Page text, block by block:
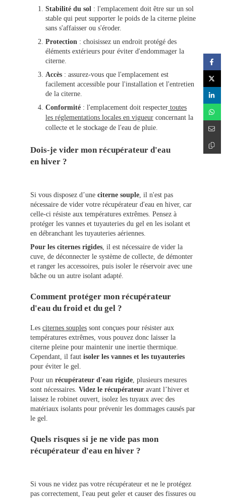
Stabilité du sol : l'emplacement doit être sur un sol
stable qui peut supporter le poids de la citerne pleine
sans s'affaisser ou s'éroder.
Protection : choisissez un endroit protégé des
éléments extérieurs pour éviter d'endommager la
citerne.
Accès : assurez-vous que l'emplacement est
facilement accessible pour l'installation et l'entretien
de la citerne.
Conformité : l'emplacement doit respecter toutes
les réglementations locales en vigueur concernant la
collecte et le stockage de l'eau de pluie.
Dois-je vider mon récupérateur d'eau
en hiver ?
Si vous disposez d’une citerne souple, il n'est pas
nécessaire de vider votre récupérateur d'eau en hiver, car
celle-ci résiste aux températures extrêmes. Pensez à
protéger les vannes et tuyauteries du gel en les isolant et
en débranchant les tuyauteries aériennes.
Pour les citernes rigides, il est nécessaire de vider la
cuve, de déconnecter le système de collecte, de démonter
et ranger les accessoires, puis isoler le réservoir avec une
bâche ou un autre isolant adapté.
Comment protéger mon récupérateur
d'eau du froid et du gel ?
Les citernes souples sont conçues pour résister aux
températures extrêmes, vous pouvez donc laisser la
citerne pleine pour maintenir une inertie thermique.
Cependant, il faut isoler les vannes et les tuyauteries
pour éviter le gel.
Pour un récupérateur d'eau rigide, plusieurs mesures
sont nécessaires. Videz le récupérateur avant l’hiver et
laissez le robinet ouvert, isolez les tuyaux avec des
matériaux isolants pour prévenir les dommages causés par
le gel.
Quels risques si je ne vide pas mon
récupérateur d'eau en hiver ?
Si vous ne videz pas votre récupérateur et ne le protégez
pas correctement, l'eau peut geler et causer des fissures ou